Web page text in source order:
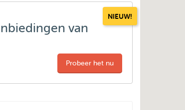
NIEUW!
van
Probeer het nu